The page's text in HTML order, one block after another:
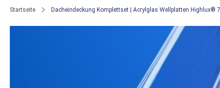
Startseite Dacheindeckung Komplettset | Acrylglas Wellplatten Highlux®